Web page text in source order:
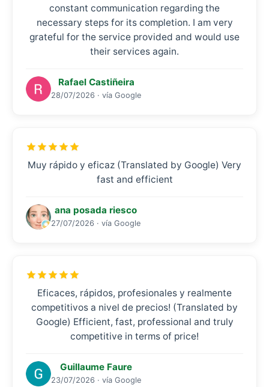
constant communication regarding the
necessary steps for its completion. I am very
grateful for the service provided and would use
their services again.
Rafael Castiñeira
28/07/2026 · vía Google
Muy rápido y eficaz (Translated by Google) Very
fast and efficient
ana posada riesco
27/07/2026 · vía Google
Eficaces, rápidos, profesionales y realmente
competitivos a nivel de precios! (Translated by
Google) Efficient, fast, professional and truly
competitive in terms of price!
Guillaume Faure
23/07/2026 · vía Google